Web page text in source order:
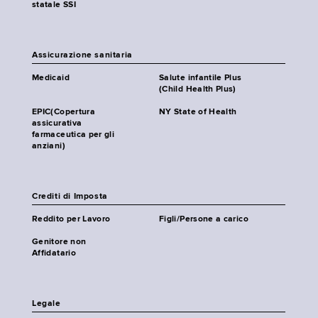
statale SSI
Assicurazione sanitaria
Medicaid
Salute infantile Plus
(Child Health Plus)
EPIC(Copertura
assicurativa
farmaceutica per gli
anziani)
NY State of Health
Crediti di Imposta
Reddito per Lavoro Figli/Persone a carico
Genitore non
Affidatario
Legale